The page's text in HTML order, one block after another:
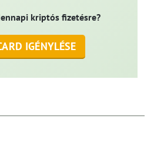
kriptós fizetésre?
IGÉNYLÉSE